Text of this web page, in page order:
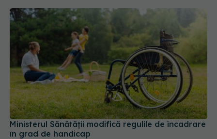
Ministerul Sănătății modifică regulile de încadrare
în grad de handicap